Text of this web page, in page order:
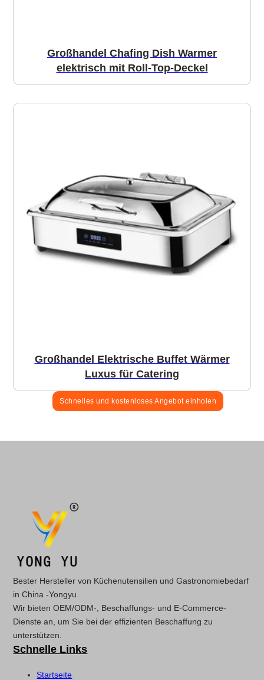
Großhandel Chafing Dish Warmer
elektrisch mit Roll-Top-Deckel
Großhandel Elektrische Buffet Wärmer
Luxus für Catering
Schnelles und kostenloses Angebot einholen
Bester Hersteller von Küchenutensilien und Gastronomiebedarf
in China -Yongyu.
Wir bieten OEM/ODM-, Beschaffungs- und E-Commerce-
Dienste an, um Sie bei der effizienten Beschaffung zu
unterstützen.
Schnelle Links
Startseite